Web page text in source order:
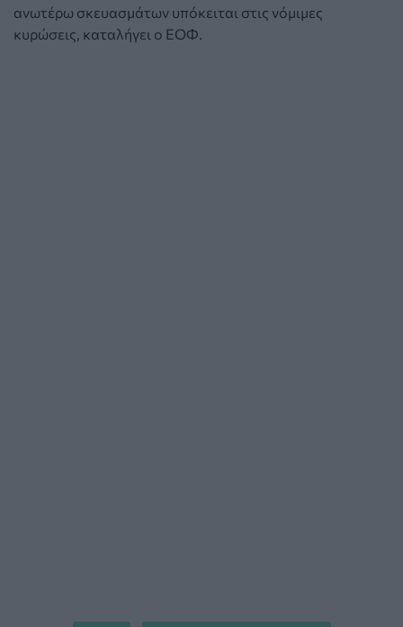
ανωτέρω σκευασμάτων υπόκειται στις νόμιμες
κυρώσεις, καταλήγει ο ΕΟΦ.